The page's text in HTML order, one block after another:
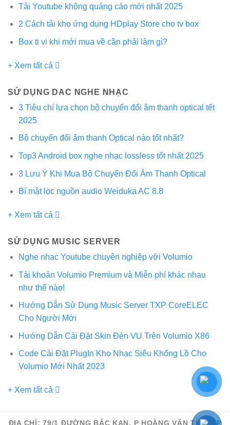
Tải Youtube không quảng cáo mới nhất 2025
2 Cách tải kho ứng dụng HDplay Store cho tv box
Box ti vi khi mới mua về cần phải làm gì?
+ Xem tất cả
SỬ DỤNG DAC NGHE NHẠC
3 Tiêu chí lựa chọn bộ chuyển đổi âm thanh optical tết
2025
Bộ chuyển đổi âm thanh Optical nào tốt nhất?
Top3 Android box nghe nhạc lossless tốt nhất 2025
3 Lưu Ý Khi Mua Bộ Chuyển Đổi Âm Thanh Optical
Bí mật lọc nguồn audio Weiduka AC 8.8
+ Xem tất cả
SỬ DỤNG MUSIC SERVER
Nghe nhạc Youtube chuyên nghiệp với Volumio
Tài khoản Volumio Premium và Miễn phí khác nhau
như thế nào!
Hướng Dẫn Sử Dụng Music Server TXP CoreELEC
Cho Người Mới
Hướng Dẫn Cài Đặt Skin Đèn VU Trên Volumio X86
Code Cài Đặt PlugIn Kho Nhạc Siêu Khổng Lồ Cho
Volumio Mới Nhất 2023
+ Xem tất cả
ĐỊA CHỈ: 79/1 ĐƯỜNG BẮC KẠN, P HOÀNG VĂN THỤ, TP